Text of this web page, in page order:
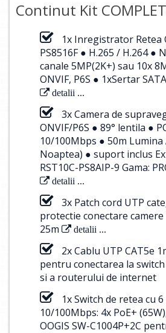
Continut Kit
1x Inregistrator Retea
PS8516F ● H.265 / H.264 ●
canale 5MP(2K+) sau 10x
ONVIF, P6S ● 1xSertar
detalii ...
3x Camera de
ONVIF/P6S ● 89° lentila ●
10/100Mbps ● 50m Lumina
Noaptea) ● suport inclus
RST10C-PS8AIP-9 Gama:
detalii ...
3x Patch cord UTP
protectie conectare camere
25m
detalii ...
2x Cablu UTP CAT5e
pentru conectarea la
si a routerului de internet
1x Switch de retea cu
10/100Mbps: 4x PoE+
OOGIS SW-C1004P+2C